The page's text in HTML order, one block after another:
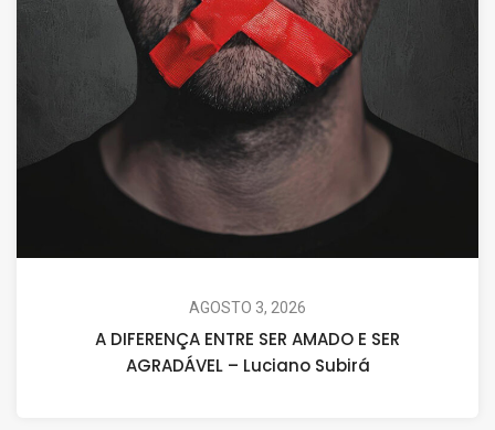
AGOSTO 3, 2026
A DIFERENÇA ENTRE SER AMADO E SER
AGRADÁVEL – Luciano Subirá